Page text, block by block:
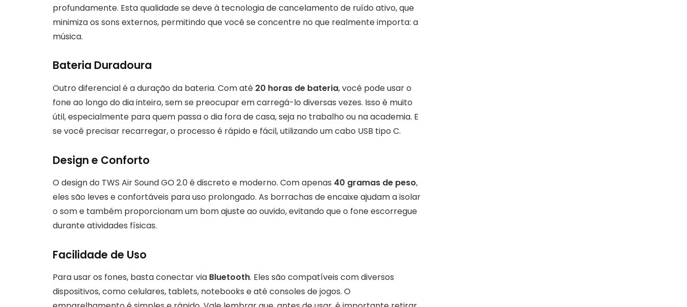
profundamente. Esta qualidade se deve à tecnologia de cancelamento de ruído ativo, que
minimiza os sons externos, permitindo que você se concentre no que realmente importa: a
música.
Bateria Duradoura
Outro diferencial é a duração da bateria. Com até 20 horas de bateria, você pode usar o
fone ao longo do dia inteiro, sem se preocupar em carregá-lo diversas vezes. Isso é muito
útil, especialmente para quem passa o dia fora de casa, seja no trabalho ou na academia. E
se você precisar recarregar, o processo é rápido e fácil, utilizando um cabo USB tipo C.
Design e Conforto
O design do TWS Air Sound GO 2.0 é discreto e moderno. Com apenas 40 gramas de peso,
eles são leves e confortáveis para uso prolongado. As borrachas de encaixe ajudam a isolar
o som e também proporcionam um bom ajuste ao ouvido, evitando que o fone escorregue
durante atividades físicas.
Facilidade de Uso
Para usar os fones, basta conectar via Bluetooth. Eles são compatíveis com diversos
dispositivos, como celulares, tablets, notebooks e até consoles de jogos. O